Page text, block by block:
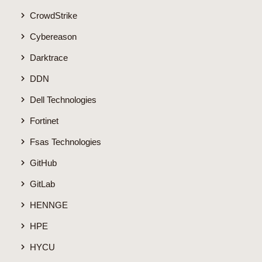
CrowdStrike
Cybereason
Darktrace
DDN
Dell Technologies
Fortinet
Fsas Technologies
GitHub
GitLab
HENNGE
HPE
HYCU